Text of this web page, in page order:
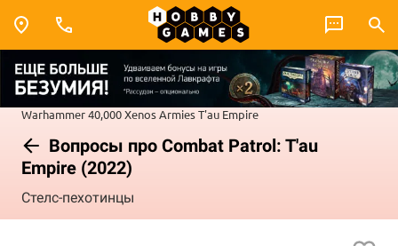
Warhammer 40,000Xenos ArmiesT'au Empire
Вопросы про Combat Patrol: T'au
Empire (2022)
Стелс-пехотинцы